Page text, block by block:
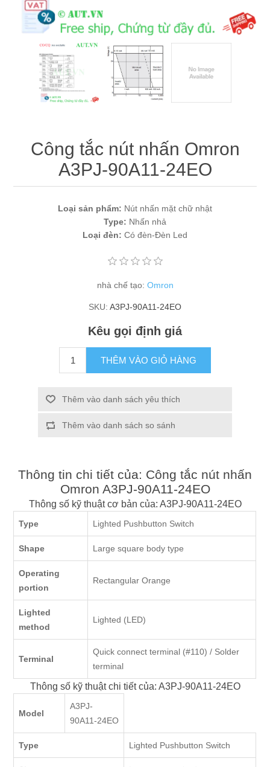
Máy tính công nghiệp
Động cơ servo 2 phase
Động cơ bước 2 phase
Quạt thông gió
Chưa Phân Loại
Phụ Kiện Schneider
Công tắc nút nhấn Omron
A3PJ-90A11-24EO
Loại sản phẩm: Nút nhấn mặt chữ nhật
Type: Nhấn nhả
Loại đèn: Có đèn-Đèn Led
nhà chế tạo: Omron
SKU: A3PJ-90A11-24EO
Kêu gọi định giá
THÊM VÀO GIỎ HÀNG
Thêm vào danh sách yêu thích
Thêm vào danh sách so sánh
Thông tin chi tiết của: Công tắc nút nhấn
Omron A3PJ-90A11-24EO
Thông số kỹ thuật cơ bản của: A3PJ-90A11-24EO
Type Lighted Pushbutton Switch
Shape Large square body type
Operating
portion
Rectangular Orange
Lighted
method
Lighted (LED)
Terminal
Quick connect terminal (#110) / Solder
terminal
Thông số kỹ thuật chi tiết của: A3PJ-90A11-24EO
Model
A3PJ-
90A11-24EO
Type Lighted Pushbutton Switch